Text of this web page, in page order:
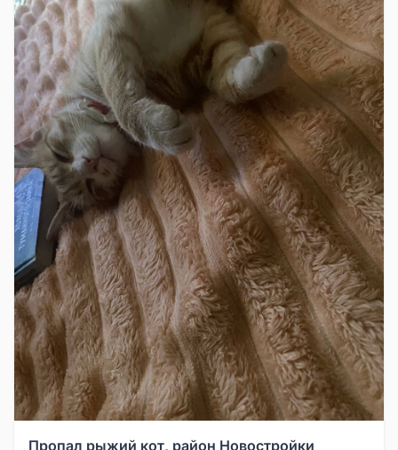
Пропал рыжий кот, район Новостройки